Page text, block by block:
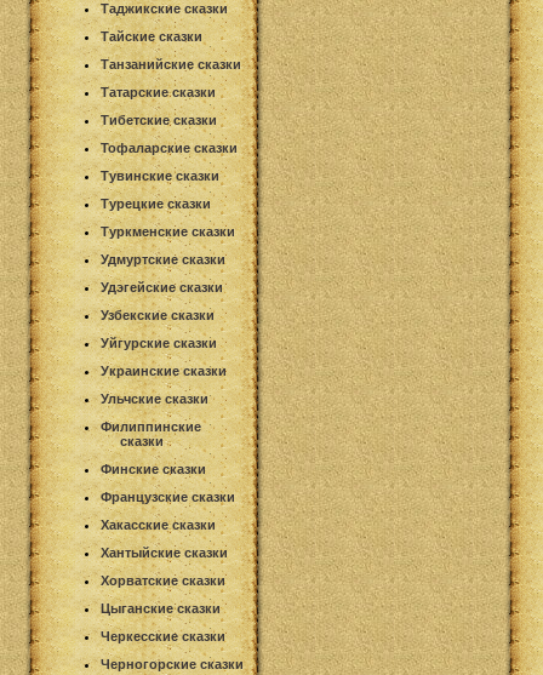
Таджикские сказки
Тайские сказки
Танзанийские сказки
Татарские сказки
Тибетские сказки
Тофаларские сказки
Тувинские сказки
Турецкие сказки
Туркменские сказки
Удмуртские сказки
Удэгейские сказки
Узбекские сказки
Уйгурские сказки
Украинские сказки
Ульчские сказки
Филиппинские
сказки
Финские сказки
Французские сказки
Хакасские сказки
Хантыйские сказки
Хорватские сказки
Цыганские сказки
Черкесские сказки
Черногорские сказки